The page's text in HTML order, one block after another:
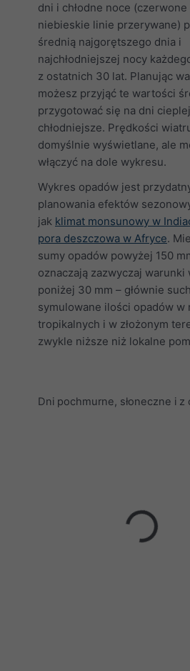
dni i chłodne noce (czerwone
niebieskie linie przerywane)
średnią najgorętszego dnia i
najchłodniejszej nocy
z ostatnich 30 lat. Planując
możesz przyjąć te wartości
przygotować się na dni
chłodniejsze. Prędkości
domyślnie wyświetlane, ale
włączyć na dole wykresu.
Wykres opadów jest
planowania efektów
jak klimat monsunowy w
pora deszczowa w Afryce.
sumy opadów powyżej 150
oznaczają zazwyczaj warunki
poniżej 30 mm – głównie
symulowane ilości opadów w
tropikalnych i w złożonym
zwykle niższe niż lokalne
Dni pochmurne, słoneczne i z